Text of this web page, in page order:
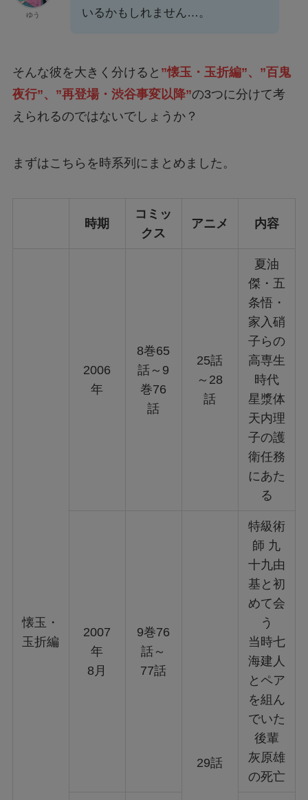
ゆう
いるかもしれません…。
そんな彼を大きく分けると ”懐玉・玉折編”、”百鬼
夜行”、”再登場・渋谷事変以降”の3つに分けて考
えられるのではないでしょうか？
まずはこちらを時系列にまとめました。
時期
コミッ
クス
アニメ 内容
懐玉・
玉折編
2006
年
8巻65
話～9
巻76
話
25話
～28
話
夏油
傑・五
条悟・
家入硝
子らの
高専生
時代
星漿体
天内理
子の護
衛任務
にあた
る
2007
年
8月
9巻76
話～
77話
29話
特級術
師 九
十九由
基と初
めて会
う
当時七
海建人
とペア
を組ん
でいた
後輩
灰原雄
の死亡